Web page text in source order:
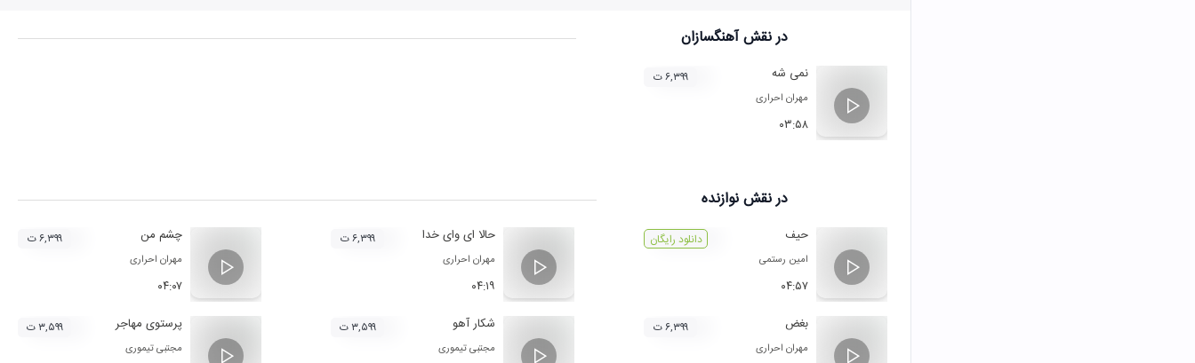
در نقشآهنگسازان
نمی شه
مهران احراری
۰۳:۵۸
۶,۳۹۹ ت
در نقشنوازنده
حیف
امین رستمی
۰۴:۵۷
دانلود رایگان حالا ای وای خدا
مهران احراری
۰۴:۱۹
۶,۳۹۹ ت چشم من
مهران احراری
۰۴:۰۷
۶,۳۹۹ ت
بغض
مهران احراری
۶,۳۹۹ ت شکار آهو
مجتبی تیموری
۳,۵۹۹ ت پرستوی مهاجر
مجتبی تیموری
۳,۵۹۹ ت